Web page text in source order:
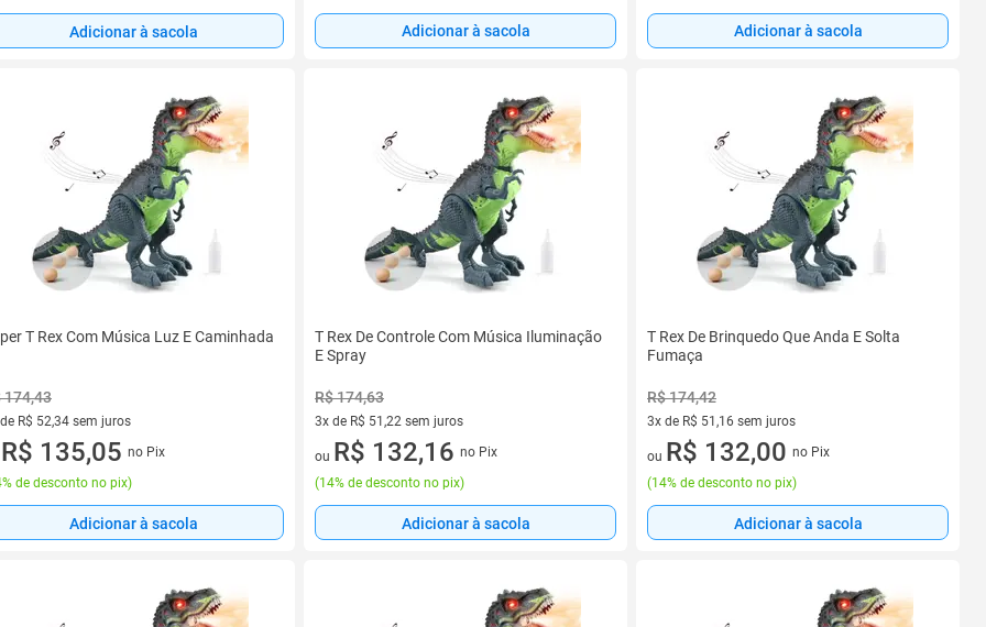
Adicionar à sacola Adicionar à sacola Adicionar à sacola
T Rex Com Música Luz E Caminhada
174,43
R$ 52,34 sem juros
de R$ 52,34 sem juros
R$ 135,05 no Pix
de desconto no pix)
Adicionar à sacola
T Rex De Controle Com Música Iluminação
E Spray
R$ 174,63
3x de R$ 51,22 sem juros
3 vez de R$ 51,22 sem juros
ou R$ 132,16 no Pix
(14% de desconto no pix)
Adicionar à sacola
T Rex De Brinquedo Que Anda E Solta
Fumaça
R$ 174,42
3x de R$ 51,16 sem juros
3 vez de R$ 51,16 sem juros
ou R$ 132,00 no Pix
(14% de desconto no pix)
Adicionar à sacola